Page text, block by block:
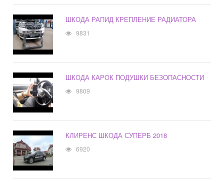
ШКОДА РАПИД КРЕПЛЕНИЕ РАДИАТОРА
9831
ШКОДА КАРОК ПОДУШКИ БЕЗОПАСНОСТИ
9809
КЛИРЕНС ШКОДА СУПЕРБ 2018
6920